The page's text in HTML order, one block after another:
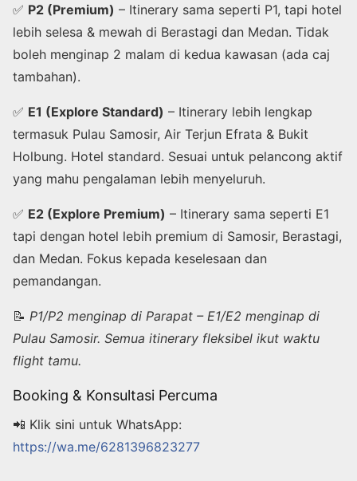
✅ P2 (Premium) – Itinerary sama seperti P1, tapi hotel
lebih selesa & mewah di Berastagi dan Medan. Tidak
boleh menginap 2 malam di kedua kawasan (ada caj
tambahan).
✅ E1 (Explore Standard) – Itinerary lebih lengkap
termasuk Pulau Samosir, Air Terjun Efrata & Bukit
Holbung. Hotel standard. Sesuai untuk pelancong aktif
yang mahu pengalaman lebih menyeluruh.
✅ E2 (Explore Premium) – Itinerary sama seperti E1
tapi dengan hotel lebih premium di Samosir, Berastagi,
dan Medan. Fokus kepada keselesaan dan
pemandangan.
📝 P1/P2 menginap di Parapat – E1/E2 menginap di
Pulau Samosir. Semua itinerary fleksibel ikut waktu
flight tamu.
Booking & Konsultasi Percuma
📲 Klik sini untuk WhatsApp:
https://wa.me/6281396823277